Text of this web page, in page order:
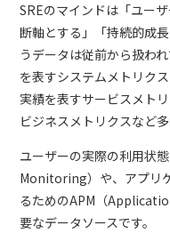
SREのマインドは「ユー
断軸とする」「持続的成
うデータは従前から扱わ
を表すシステムメトリク
実績を表すサービスメト
ビジネスメトリクスなど多
ユーザーの実際の利用状
Monitoring）や、アプリ
るためのAPM（
要なデータソースです。